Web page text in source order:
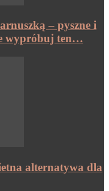
– pyszne i
wypróbuj ten…
alternatywa dla